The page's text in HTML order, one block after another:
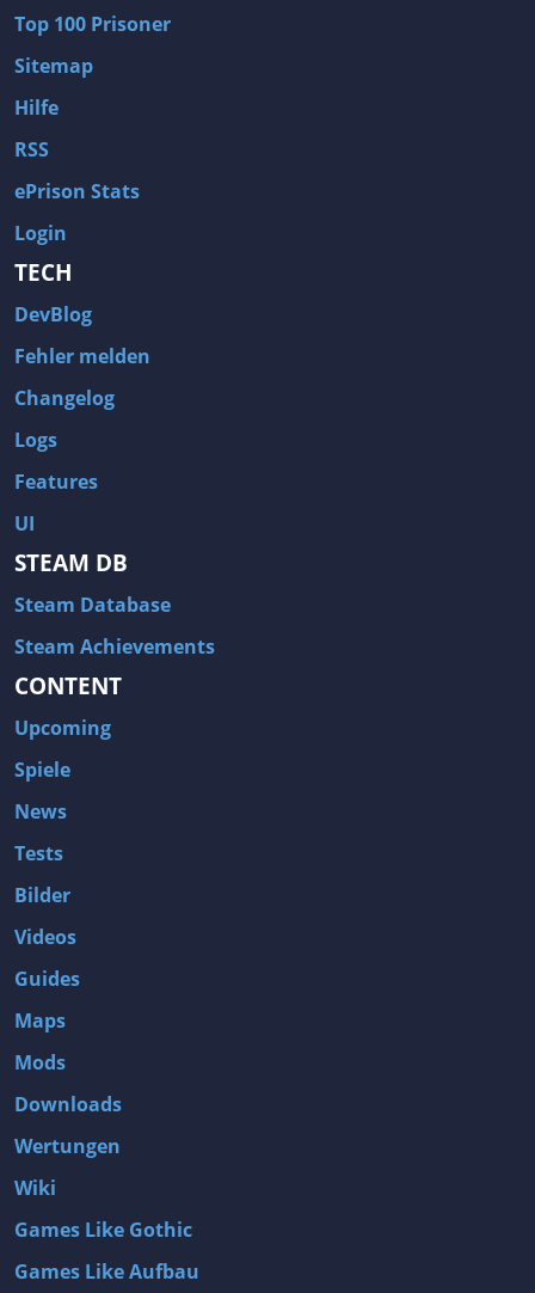
Top 100 Prisoner
Sitemap
Hilfe
RSS
ePrison Stats
Login
TECH
DevBlog
Fehler melden
Changelog
Logs
Features
UI
STEAM DB
Steam Database
Steam Achievements
CONTENT
Upcoming
Spiele
News
Tests
Bilder
Videos
Guides
Maps
Mods
Downloads
Wertungen
Wiki
Games Like Gothic
Games Like Aufbau